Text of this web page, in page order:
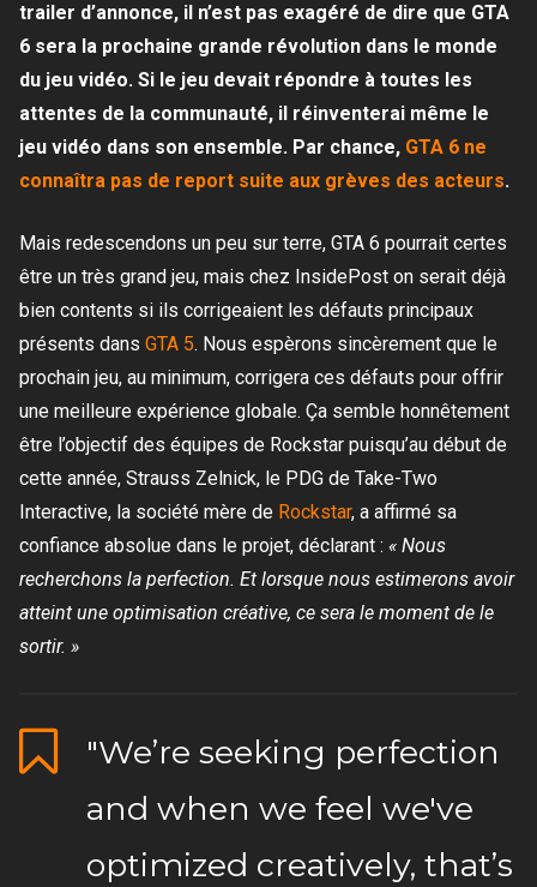
trailer d’annonce, il n’est pas exagéré de dire que GTA
6 sera la prochaine grande révolution dans le monde
du jeu vidéo. Si le jeu devait répondre à toutes les
attentes de la communauté, il réinventerai même le
jeu vidéo dans son ensemble. Par chance, GTA 6 ne
connaîtra pas de report suite aux grèves des acteurs.
Mais redescendons un peu sur terre, GTA 6 pourrait certes
être un très grand jeu, mais chez InsidePost on serait déjà
bien contents si ils corrigeaient les défauts principaux
présents dans GTA 5. Nous espèrons sincèrement que le
prochain jeu, au minimum, corrigera ces défauts pour offrir
une meilleure expérience globale. Ça semble honnêtement
être l’objectif des équipes de Rockstar puisqu’au début de
cette année, Strauss Zelnick, le PDG de Take-Two
Interactive, la société mère de Rockstar, a affirmé sa
confiance absolue dans le projet, déclarant : « Nous
recherchons la perfection. Et lorsque nous estimerons avoir
atteint une optimisation créative, ce sera le moment de le
sortir. »
"We’re seeking perfection
and when we feel we've
optimized creatively, that’s